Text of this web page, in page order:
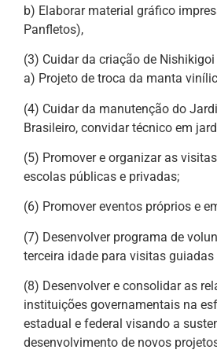
b) Elaborar material gráfico
Panfletos),
(3) Cuidar da criação de
a) Projeto de troca da manta
(4) Cuidar da manutenção do
Brasileiro, convidar técnico em
(5) Promover e organizar as
escolas públicas e privadas;
(6) Promover eventos próprios e
(7) Desenvolver programa de
terceira idade para visitas
(8) Desenvolver e consolidar as
instituições governamentais na
estadual e federal visando a
desenvolvimento de novos